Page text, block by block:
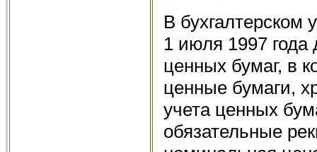
В бухгалтерском
1 июля 1997 года
ценных бумаг, в
ценные бумаги,
учета ценных
обязательные